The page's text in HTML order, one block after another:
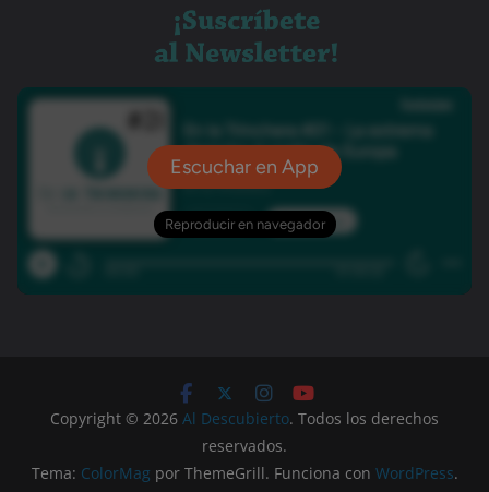
Copyright © 2026 Al Descubierto. Todos los derechos
reservados.
Tema: ColorMag por ThemeGrill. Funciona con WordPress.